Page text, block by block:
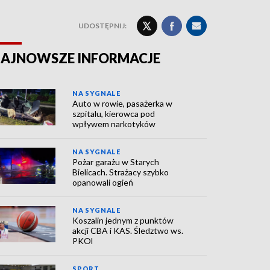
UDOSTĘPNIJ:
INFORMACJE
NA SYGNALE
Auto w rowie, pasażerka w
szpitalu, kierowca pod
wpływem narkotyków
NA SYGNALE
Pożar garażu w Starych
Bielicach. Strażacy szybko
opanowali ogień
NA SYGNALE
Koszalin jednym z punktów
akcji CBA i KAS. Śledztwo ws.
PKOl